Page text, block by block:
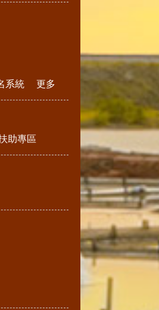
系統 更多
助專區